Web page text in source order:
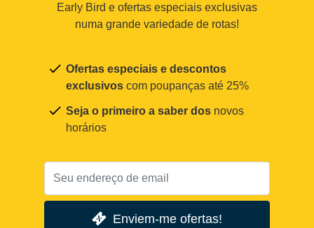
Early Bird e ofertas especiais exclusivas
numa grande variedade de rotas!
Ofertas especiais e descontos
exclusivos com poupanças até 25%
Seja o primeiro a saber dos novos
horários
Enviem-me ofertas!